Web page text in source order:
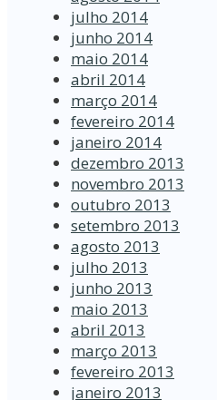
julho 2014
junho 2014
maio 2014
abril 2014
março 2014
fevereiro 2014
janeiro 2014
dezembro 2013
novembro 2013
outubro 2013
setembro 2013
agosto 2013
julho 2013
junho 2013
maio 2013
abril 2013
março 2013
fevereiro 2013
janeiro 2013